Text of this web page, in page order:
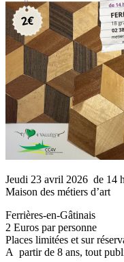
Jeudi 23 avril 2026 de 14
Maison des métiers d’art
Ferrières-en-Gâtinais
2 Euros par personne
Places limitées et sur
A partir de 8 ans, tout